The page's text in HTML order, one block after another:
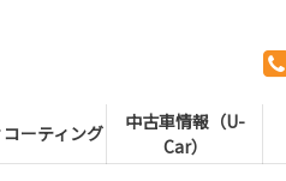
ーティング
中古車情報（U-
Car）